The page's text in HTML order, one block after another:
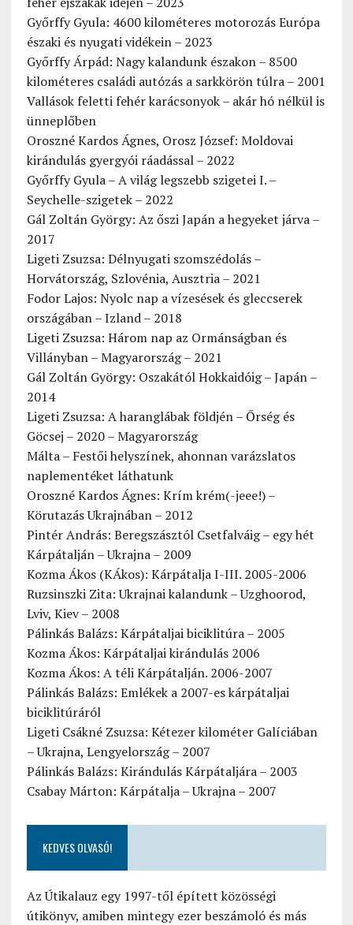
Győrffy Gyula: 4600 kilométeres motorozás Európa
északi és nyugati vidékein – 2023
Győrffy Árpád: Nagy kalandunk északon – 8500
kilométeres családi autózás a sarkkörön túlra – 2001
Vallások feletti fehér karácsonyok – akár hó nélkül is
ünneplőben
Oroszné Kardos Ágnes, Orosz József: Moldovai
kirándulás gyergyói ráadással – 2022
Győrffy Gyula – A világ legszebb szigetei I. –
Seychelle-szigetek – 2022
Gál Zoltán György: Az őszi Japán a hegyeket járva –
2017
Ligeti Zsuzsa: Délnyugati szomszédolás –
Horvátország, Szlovénia, Ausztria – 2021
Fodor Lajos: Nyolc nap a vízesések és gleccserek
országában – Izland – 2018
Ligeti Zsuzsa: Három nap az Ormánságban és
Villányban – Magyarország – 2021
Gál Zoltán György: Oszakától Hokkaidóig – Japán –
2014
Ligeti Zsuzsa: A haranglábak földjén – Őrség és
Göcsej – 2020 – Magyarország
Málta – Festői helyszínek, ahonnan varázslatos
naplementéket láthatunk
Oroszné Kardos Ágnes: Krím krém(-jeee!) –
Körutazás Ukrajnában – 2012
Pintér András: Beregszásztól Csetfalváig – egy hét
Kárpátalján – Ukrajna – 2009
Kozma Ákos (KÁkos): Kárpátalja I-III. 2005-2006
Ruzsinszki Zita: Ukrajnai kalandunk – Uzghoorod,
Lviv, Kiev – 2008
Pálinkás Balázs: Kárpátaljai biciklitúra – 2005
Kozma Ákos: Kárpátaljai kirándulás 2006
Kozma Ákos: A téli Kárpátalján. 2006-2007
Pálinkás Balázs: Emlékek a 2007-es kárpátaljai
biciklitúráról
Ligeti Csákné Zsuzsa: Kétezer kilométer Galíciában
– Ukrajna, Lengyelország – 2007
Pálinkás Balázs: Kirándulás Kárpátaljára – 2003
Csabay Márton: Kárpátalja – Ukrajna – 2007
KEDVES OLVASÓ!
Az Útikalauz egy 1997-től épített közösségi
útikönyv, amiben mintegy ezer beszámoló és más